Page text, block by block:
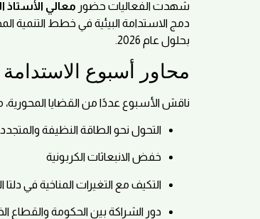
شهدت الفعاليات حضور معالي
دمج الاستدامة البيئية في خطط التنمية
بحلول عام 2026.
محاور أسبوع الاستدامة
ناقش الأسبوع عددًا من القضايا المحورية،
التحول نحو الطاقة النظيفة
خفض الانبعاثات الكربونية
التكيف مع التغيرات المناخية في دلتا
دور الشراكة بين الحكومة والقطاع